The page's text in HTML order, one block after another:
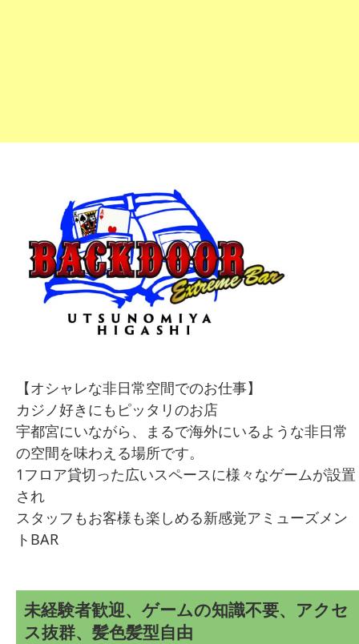
【オシャレな非日常空間でのお仕事】
カジノ好きにもピッタリのお店
宇都宮にいながら、まるで海外にいるような非日常
の空間を味わえる場所です。
1フロア貸切った広いスペースに様々なゲームが設置
され
スタッフもお客様も楽しめる新感覚アミューズメン
トBAR
未経験者歓迎、ゲームの知識不要、アクセ
ス抜群、髪色髪型自由